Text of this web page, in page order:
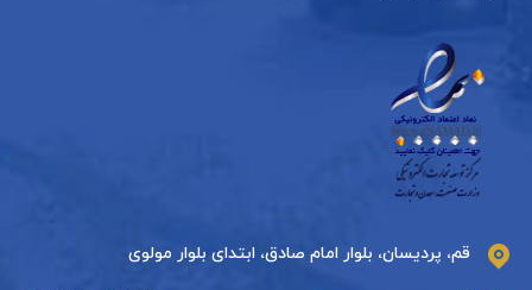
قم، پردیسان، بلوار امام صادق، ابتدای بلوار مولوی